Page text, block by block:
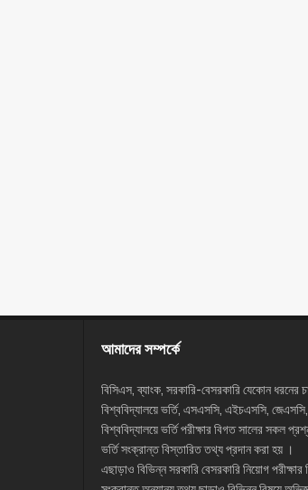
আমাদের সম্পর্কে
বিসিএস, ব্যাংক, সরকারি-বেসরকারি যেকোন ধরনের
বিশ্ববিদ্যালয়ে ভর্তি, এসএসসি, এইচএসসি,
বিশ্ববিদ্যালয়ে ভর্তি পরীক্ষার বিগত সালের সকল
ভর্তি সংক্রান্ত বিস্তারিত তথ্য প্রদান করা হয় ।
এছাড়াও বিভিন্ন সরকারি বেসরকারি নিয়োগ